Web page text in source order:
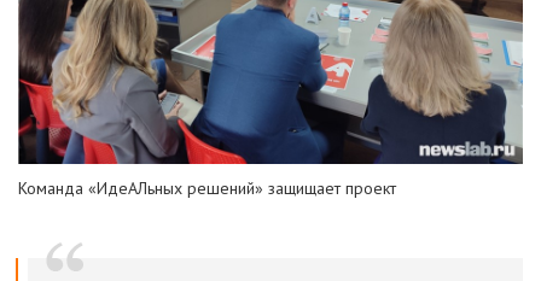
Команда «ИдеАЛьных решений» защищает проект